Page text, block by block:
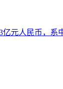
亿元人民币，